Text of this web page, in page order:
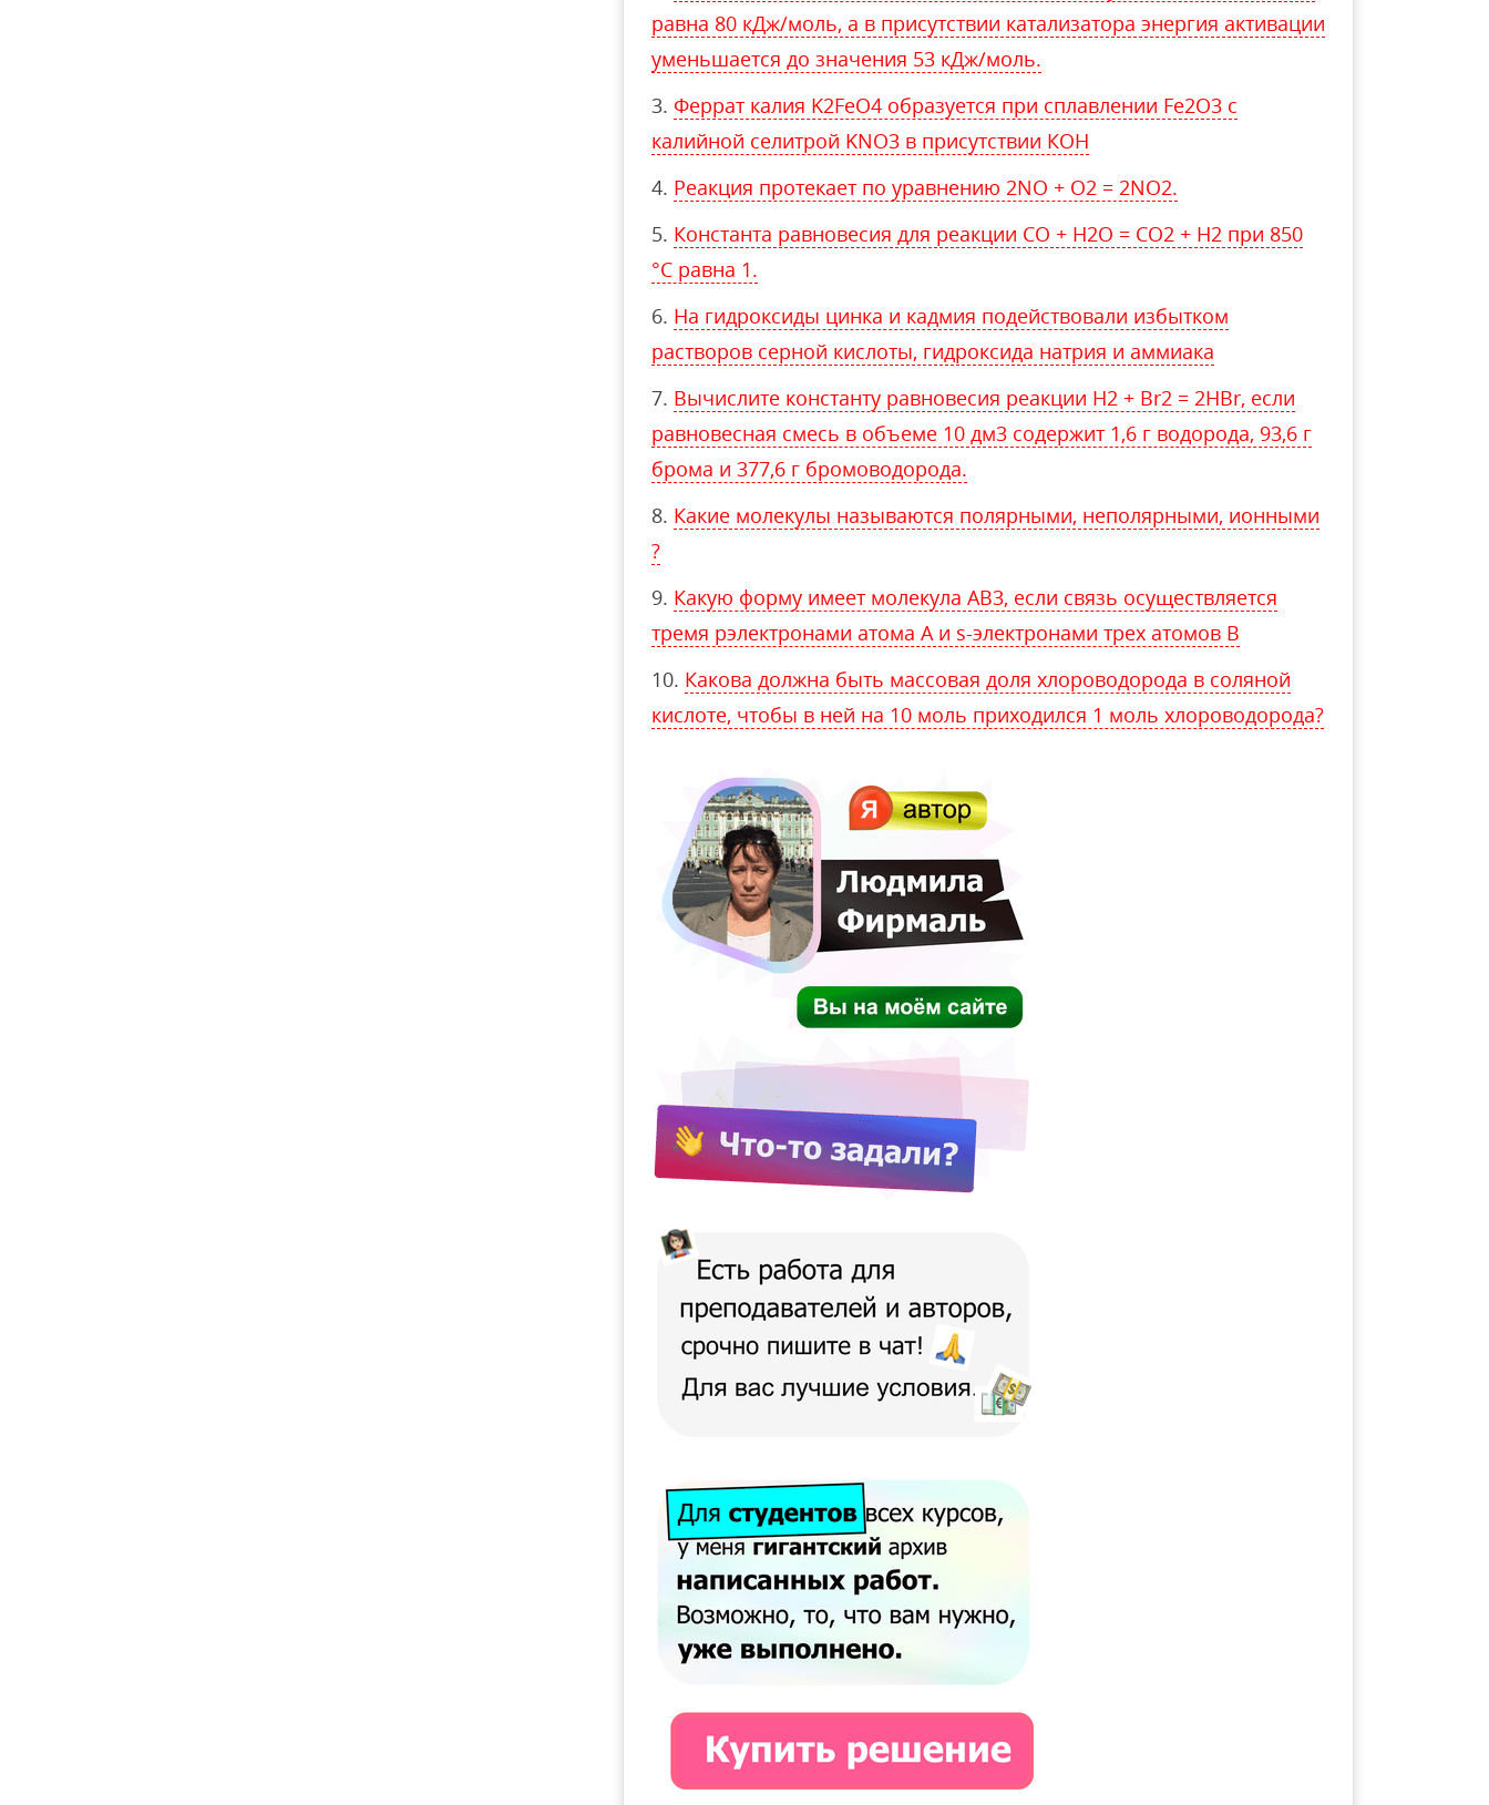
равна 80 кДж/моль, а в присутствии катализатора энергия активации
уменьшается до значения 53 кДж/моль.
Феррат калия K2FeO4 образуется при сплавлении Fe2O3 с
калийной селитрой KNO3 в присутствии КОН
Реакция протекает по уравнению 2NO + O2 = 2NO2.
Константа равновесия для реакции СО + Н2О = СО2 + Н2 при 850
°С равна 1.
На гидроксиды цинка и кадмия подействовали избытком
растворов серной кислоты, гидроксида натрия и аммиака
Вычислите константу равновесия реакции H2 + Br2 = 2HBr, если
равновесная смесь в объеме 10 дм3 содержит 1,6 г водорода, 93,6 г
брома и 377,6 г бромоводорода.
Какие молекулы называются полярными, неполярными, ионными
?
Какую форму имеет молекула АВ3, если связь осуществляется
тремя pэлектронами атома А и s-электронами трех атомов В
Какова должна быть массовая доля хлороводорода в соляной
кислоте, чтобы в ней на 10 моль приходился 1 моль хлороводорода?